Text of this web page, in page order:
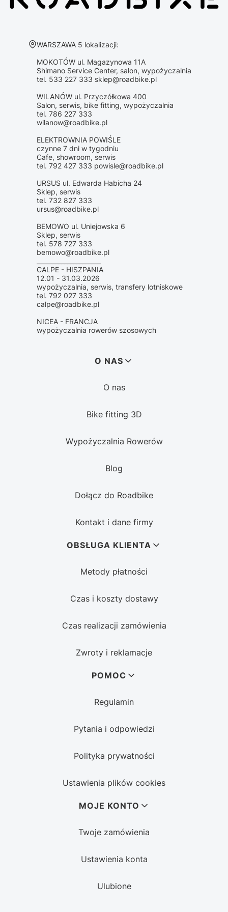
Adres:
WARSZAWA 5 lokalizacji:
MOKOTÓW ul. Magazynowa 11A
Shimano Service Center, salon, wypożyczalnia
tel. 533 227 333 sklep@roadbike.pl
WILANÓW ul. Przyczółkowa 400
Salon, serwis, bike fitting, wypożyczalnia
tel. 786 227 333
wilanow@roadbike.pl
ELEKTROWNIA POWIŚLE
czynne 7 dni w tygodniu
Cafe, showroom, serwis
tel. 792 427 333 powisle@roadbike.pl
URSUS ul. Edwarda Habicha 24
Sklep, serwis
tel. 732 827 333
ursus@roadbike.pl
BEMOWO ul. Uniejowska 6
Sklep, serwis
tel. 578 727 333
bemowo@roadbike.pl
CALPE - HISZPANIA
12.01 - 31.03.2026
wypożyczalnia, serwis, transfery lotniskowe
tel. 792 027 333
calpe@roadbike.pl
NICEA - FRANCJA
wypożyczalnia rowerów szosowych
O NAS
O nas
Bike fitting 3D
Wypożyczalnia Rowerów
Blog
Dołącz do Roadbike
Kontakt i dane firmy
OBSŁUGA KLIENTA
Metody płatności
Czas i koszty dostawy
Czas realizacji zamówienia
Zwroty i reklamacje
POMOC
Regulamin
Pytania i odpowiedzi
Polityka prywatności
Ustawienia plików cookies
MOJE KONTO
Twoje zamówienia
Ustawienia konta
Ulubione